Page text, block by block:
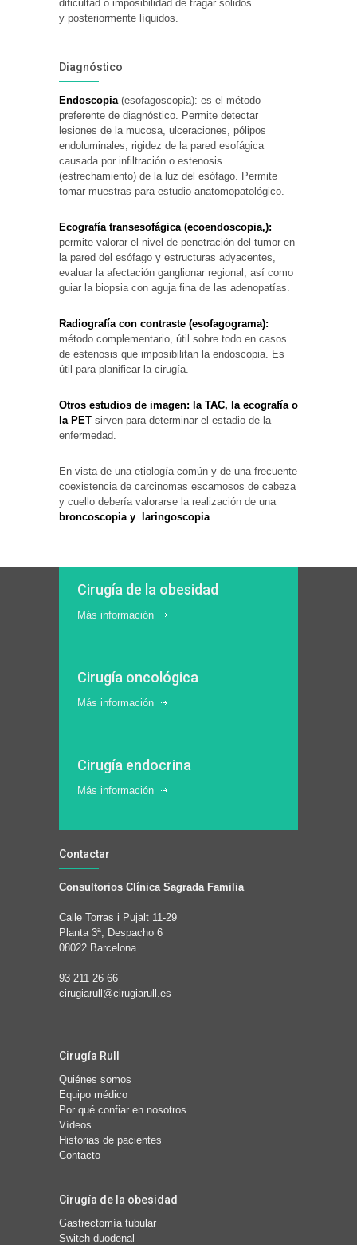
dificultad o imposibilidad de tragar sólidos
y posteriormente líquidos.
Diagnóstico
Endoscopia (esofagoscopia): es el método
preferente de diagnóstico. Permite detectar
lesiones de la mucosa, ulceraciones, pólipos
endoluminales, rigidez de la pared esofágica
causada por infiltración o estenosis
(estrechamiento) de la luz del esófago. Permite
tomar muestras para estudio anatomopatológico.
Ecografía transesofágica (ecoendoscopia,):
permite valorar el nivel de penetración del tumor en
la pared del esófago y estructuras adyacentes,
evaluar la afectación ganglionar regional, así como
guiar la biopsia con aguja fina de las adenopatías.
Radiografía con contraste (esofagograma):
método complementario, útil sobre todo en casos
de estenosis que imposibilitan la endoscopia. Es
útil para planificar la cirugía.
Otros estudios de imagen: la TAC, la ecografía o
la PET sirven para determinar el estadio de la
enfermedad.
En vista de una etiología común y de una frecuente
coexistencia de carcinomas escamosos de cabeza
y cuello debería valorarse la realización de una
broncoscopia y laringoscopia
Cirugía de la obesidad
Más información
Cirugía oncológica
Más información
Cirugía endocrina
Más información
Contactar
Consultorios Clínica Sagrada Familia
Calle Torras i Pujalt 11-29
Planta 3ª, Despacho 6
08022 Barcelona
93 211 26 66
cirugiarull@cirugiarull.es
Cirugía Rull
Quiénes somos
Equipo médico
Por qué confiar en nosotros
Vídeos
Historias de pacientes
Contacto
Cirugía de la obesidad
Gastrectomía tubular
Switch duodenal